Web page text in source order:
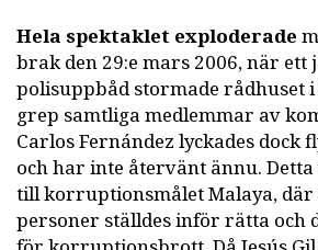
Hela spektaklet exploderade
brak den 29:e mars 2006, när ett
polisuppbåd stormade rådhuset
grep samtliga medlemmar av
Carlos Fernández lyckades dock
och har inte återvänt ännu.
till korruptionsmålet Malaya,
personer ställdes inför rätta och